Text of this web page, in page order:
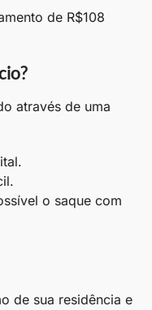
de R$108
através de uma
o saque com
de sua residência e